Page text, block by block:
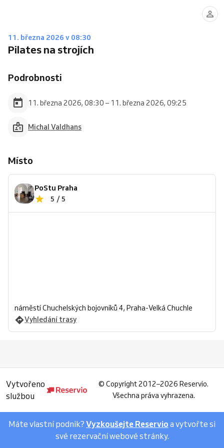
11. března 2026 v 08:30
Pilates na strojích
Podrobnosti
11. března 2026, 08:30 – 11. března 2026, 09:25
Michal Valdhans
Místo
PoStu Praha
5 / 5
náměstí Chuchelských bojovníků 4, Praha-Velká Chuchle
Vyhledání trasy
Vytvořeno
službou
© Copyright 2012–2026 Reservio.
Všechna práva vyhrazena.
Máte vlastní podnik? Vyzkoušejte Reservio a vytvořte si
své rezervační webové stránky.